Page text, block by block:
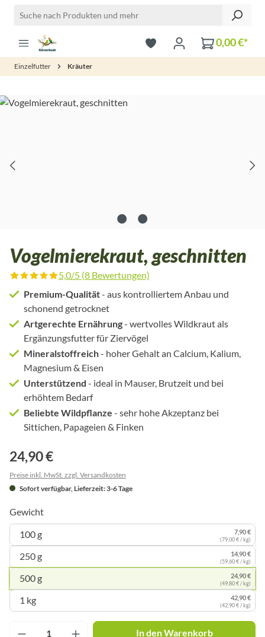
Zum Hauptinhalt springen
0,00 €*
Einzelfutter Kräuter
Bildergalerie überspringen
Vogelmierekraut, geschnitten
Durchschnittliche Bewertung von 5 von 5 Sternen
5,0/5 (8 Bewertungen)
Premium-Qualität- aus kontrolliertem Anbau und
schonend getrocknet
Artgerechte Ernährung- wertvolles Wildkraut als
Ergänzungsfutter für Ziervögel
Mineralstoffreich- hoher Gehalt an Calcium, Kalium,
Magnesium & Eisen
Unterstützend - ideal in Mauser, Brutzeit und bei
erhöhtem Bedarf
Beliebte Wildpflanze - sehr hohe Akzeptanz bei
Sittichen, Papageien & Finken
24,90 €
Preise inkl. MwSt. zzgl. Versandkosten
Sofort verfügbar, Lieferzeit: 3-6 Tage
Gewicht
100 g
7,90 €
(79,00 € / kg)
250 g 14,90 €
(59,60 € / kg)
500 g 24,90 €
(49,80 € / kg)
1 kg 42,90 €
(42,90 € / kg)
Produkt Anzahl: Gib den gewünschten
In den Warenkorb